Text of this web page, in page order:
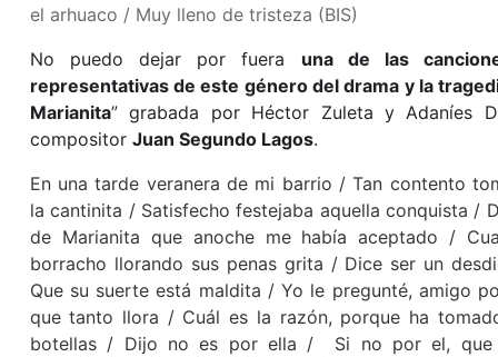
el arhuaco / Muy lleno de tristeza (BIS)
No puedo dejar por fuera una de las
representativas de este género del drama y la
Marianita” grabada por Héctor Zuleta y Adaníes
compositor Juan Segundo Lagos.
En una tarde veranera de mi barrio / Tan contento
la cantinita / Satisfecho festejaba aquella conquista /
de Marianita que anoche me había aceptado /
borracho llorando sus penas grita / Dice ser un
Que su suerte está maldita / Yo le pregunté, amigo
que tanto llora / Cuál es la razón, porque ha
botellas / Dijo no es por ella / Si no por el, que